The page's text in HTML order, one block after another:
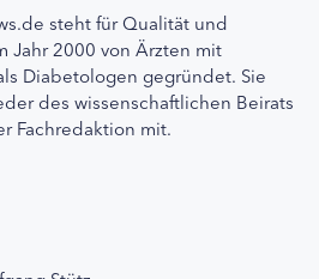
steht für Qualität und
Jahr 2000 von Ärzten mit
Diabetologen gegründet. Sie
des wissenschaftlichen Beirats
Fachredaktion mit.